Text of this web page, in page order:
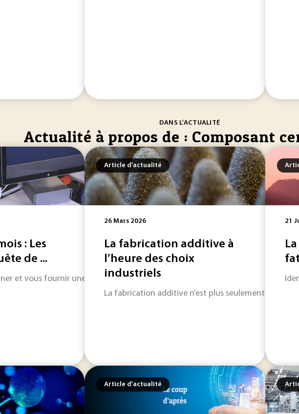
DANS L'ACTUALITÉ
Actualité à propos de : Composant
: Les
de ...
et vous fournir une information toujours plus riche, Techniques de l'Ingénieur
Article d'actualité
26 Mars 2026
La fabrication additive à
l’heure des choix
industriels
La fabrication additive n’est plus seulement
21
Article d'actualité